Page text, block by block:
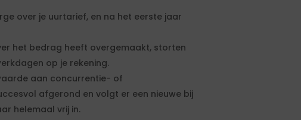
over je uurtarief, en na het eerste jaar
het bedrag heeft overgemaakt, storten
op je rekening.
aan concurrentie- of
afgerond en volgt er een nieuwe bij
helemaal vrij in.